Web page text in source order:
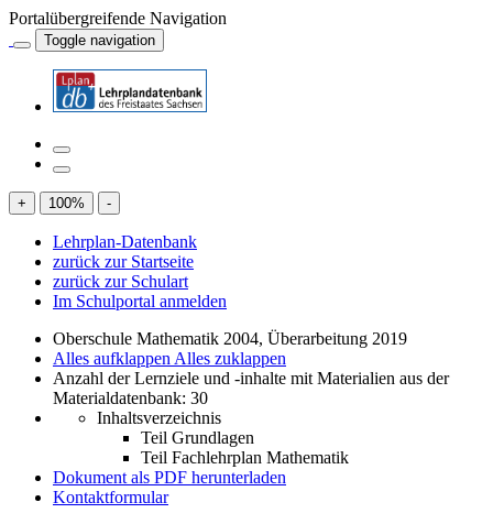
Portalübergreifende Navigation
Toggle navigation
+ 100% -
Lehrplan-Datenbank
zurück zur Startseite
zurück zur Schulart
Im Schulportal anmelden
Oberschule Mathematik 2004, Überarbeitung 2019
Alles aufklappen Alles zuklappen
Anzahl der Lernziele und -inhalte mit Materialien aus der
Materialdatenbank: 30
Inhaltsverzeichnis
Teil Grundlagen
Teil Fachlehrplan Mathematik
Dokument als PDF herunterladen
Kontaktformular